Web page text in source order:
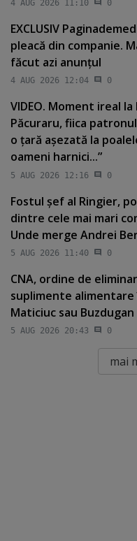
4 AUG 2026 11:10 0
EXCLUSIV
pleacă din companie.
făcut azi anunţul
4 AUG 2026 12:04 0
VIDEO. Moment ireal
Păcuraru, fiica
o ţară aşezată la
oameni harnici...”
5 AUG 2026 12:16 0
Fostul şef al Ringier,
dintre cele mai mari
Unde merge Andrei
5 AUG 2026 11:40 0
CNA, ordine de
suplimente alimentare
Maticiuc sau Buzdugan
5 AUG 2026 20:43 0
mai